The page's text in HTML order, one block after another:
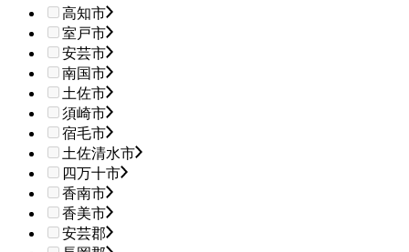
高知市
室戸市
安芸市
南国市
土佐市
須崎市
宿毛市
土佐清水市
四万十市
香南市
香美市
安芸郡